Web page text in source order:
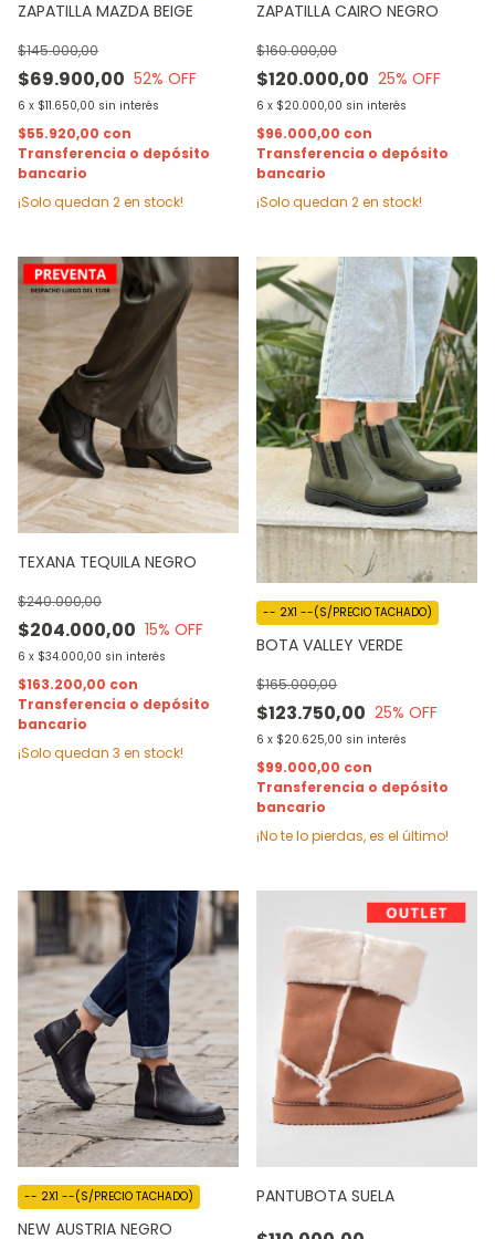
ZAPATILLA MAZDA BEIGE
$69.900,00
$145.000,00
52% OFF
6 x $11.650,00 sin interés
$55.920,00 con
Transferencia o depósito
bancario
¡Solo quedan 2en stock!
ZAPATILLA CAIRO NEGRO
$120.000,00
$160.000,00
25% OFF
6 x $20.000,00 sin interés
$96.000,00 con
Transferencia o depósito
bancario
¡Solo quedan 2en stock!
TEXANA TEQUILA NEGRO
$204.000,00
$240.000,00
15% OFF
6 x $34.000,00 sin interés
$163.200,00 con
Transferencia o depósito
bancario
¡Solo quedan 3 en stock!
BOTA VALLEY VERDE
$123.750,00
$165.000,00
25% OFF
6 x $20.625,00 sin interés
-- 2X1 --(S/PRECIO TACHADO)
$99.000,00 con
Transferencia o depósito
bancario
¡No te lo pierdas, es el último!
NEW AUSTRIA NEGRO
-- 2X1 --(S/PRECIO TACHADO) PANTUBOTA SUELA